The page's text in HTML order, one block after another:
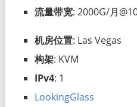
流量带宽: 2000G/月
机房位置: Las Vegas
构架: KVM
IPv4: 1
LookingGlass